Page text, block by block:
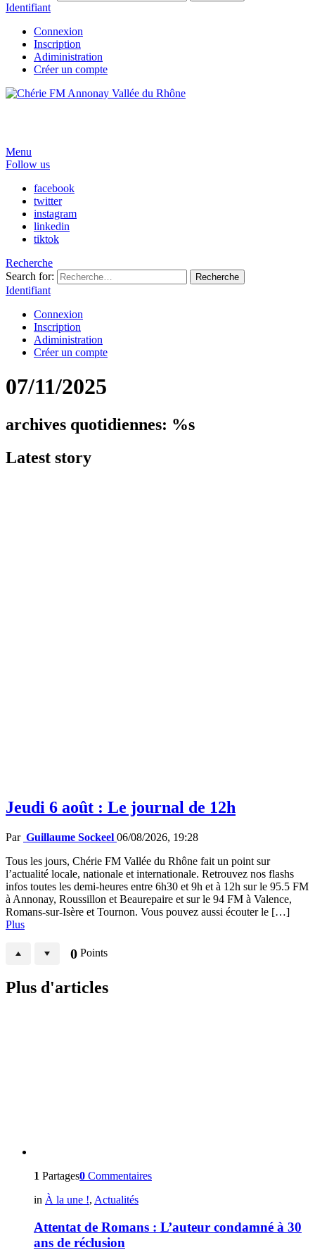
Identifiant
Connexion
Inscription
Adiministration
Créer un compte
Menu
Follow us
facebook
twitter
instagram
linkedin
tiktok
Recherche
Search for:
Recherche
Identifiant
Connexion
Inscription
Adiministration
Créer un compte
07/11/2025
archives quotidiennes: %s
Latest story
Jeudi 6 août : Le journal de 12h
Par Guillaume Sockeel 06/08/2026, 19:28
Tous les jours, Chérie FM Vallée du Rhône fait un point sur
l’actualité locale, nationale et internationale. Retrouvez nos flashs
infos toutes les demi-heures entre 6h30 et 9h et à 12h sur le 95.5 FM
à Annonay, Roussillon et Beaurepaire et sur le 94 FM à Valence,
Romans-sur-Isère et Tournon. Vous pouvez aussi écouter le […]
Plus
0 Points
Plus d'articles
1 Partages0 Commentaires
in À la une !, Actualités
Attentat de Romans : L’auteur condamné à 30
ans de réclusion